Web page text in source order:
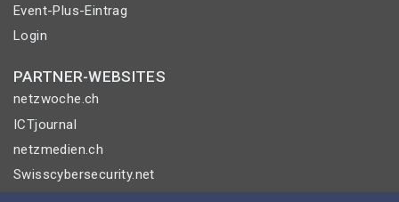
Event-Plus-Eintrag
Login
PARTNER-WEBSITES
netzwoche.ch
ICTjournal
netzmedien.ch
Swisscybersecurity.net